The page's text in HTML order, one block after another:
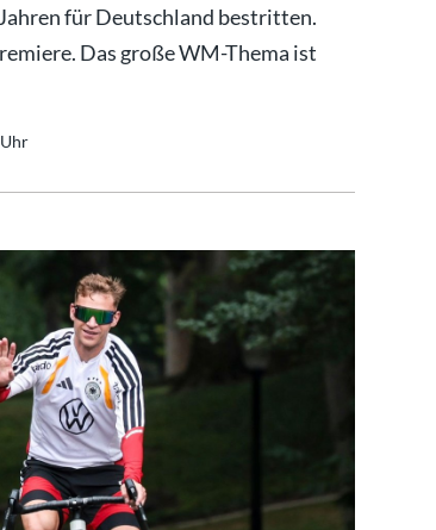
für Deutschland bestritten.
Das große WM-Thema ist